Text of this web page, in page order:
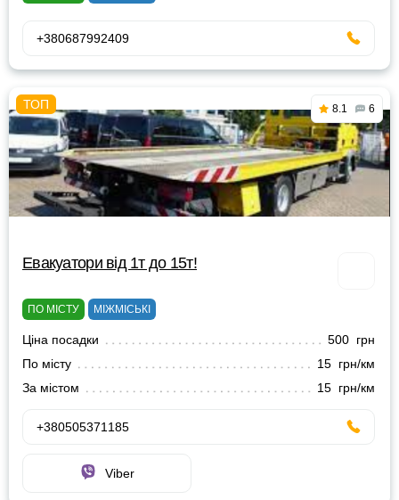
+380687992409
8.1 6
Евакуатори від 1т до 15т!
ПО МІСТУ МІЖМІСЬКІ
Ціна посадки
500 грн
По місту
15 грн/км
За містом
15 грн/км
+380505371185
Viber